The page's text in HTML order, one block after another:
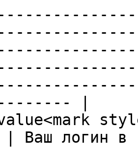
|
Ваш логин в